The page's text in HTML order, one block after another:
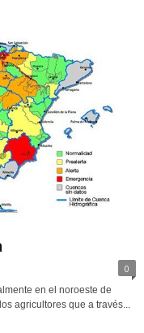
0
en el noroeste de
agricultores que a través...